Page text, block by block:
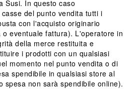
Susi. In questo caso
del punto vendita tutti i
con l'acquisto originario
o eventuale fattura). L'operatore in
della merce restituita e
i prodotti con un qualsiasi
momento nel punto vendita o di
spendibile in qualsiasi store al
spesa non sarà spendibile online).